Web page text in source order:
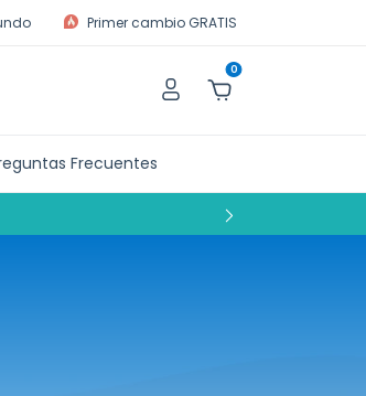
Primer cambio GRATIS
0
Frecuentes